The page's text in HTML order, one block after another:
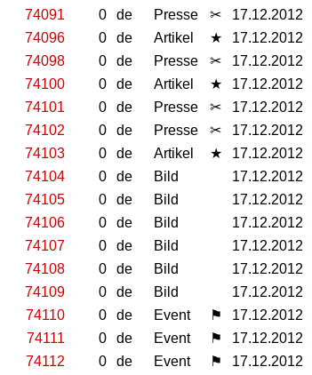
74091
0 de Presse ✂ 17.12.2012
74096
0 de Artikel ★ 17.12.2012
74098
0 de Presse ✂ 17.12.2012
74100
0 de Artikel ★ 17.12.2012
74101
0 de Presse ✂ 17.12.2012
74102
0 de Presse ✂ 17.12.2012
74103
0 de Artikel ★ 17.12.2012
74104
0 de Bild 17.12.2012
74105
0 de Bild 17.12.2012
74106
0 de Bild 17.12.2012
74107
0 de Bild 17.12.2012
74108
0 de Bild 17.12.2012
74109
0 de Bild 17.12.2012
74110
0 de Event ⚑ 17.12.2012
74111
0 de Event ⚑ 17.12.2012
74112
0 de Event ⚑ 17.12.2012